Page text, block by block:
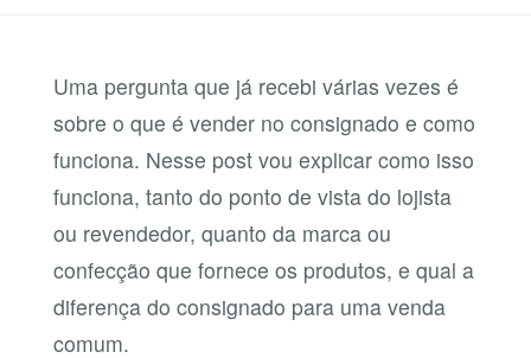
Uma pergunta que já recebi várias vezes é
sobre o que é vender no consignado e como
funciona. Nesse post vou explicar como isso
funciona, tanto do ponto de vista do lojista
ou revendedor, quanto da marca ou
confecção que fornece os produtos, e qual a
diferença do consignado para uma venda
comum.